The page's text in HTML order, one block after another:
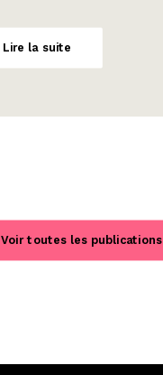
Lire la suite
Voir toutes les publications